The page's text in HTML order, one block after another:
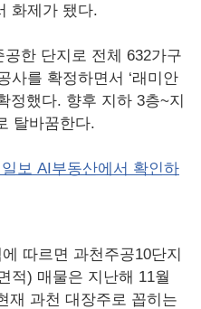
화제가 됐다.
한 단지로 전체 632가구
사를 확정하면서 ‘래미안
정했다. 향후 지하 3층~지
탈바꿈한다.
보 AI부동산에서 확인하
따르면 과천주공10단지
적) 매물은 지난해 11월
재 과천 대장주로 꼽히는